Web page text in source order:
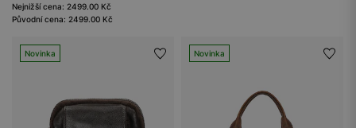
Nejnižší cena: 2499.00 Kč
Původní cena: 2499.00 Kč
Novinka Novinka